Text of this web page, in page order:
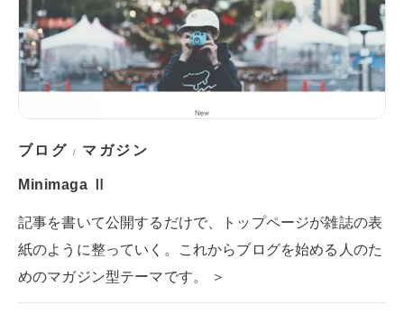
ブログ / マガジン
Minimaga Ⅱ
記事を書いて公開するだけで、トップページが雑誌の表
紙のように整っていく。これからブログを始める人のた
めのマガジン型テーマです。 ＞